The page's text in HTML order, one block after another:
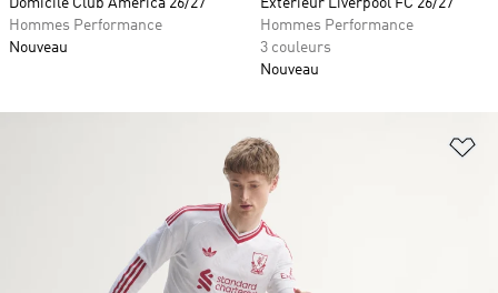
Domicile Club América 26/27
Hommes Performance
Nouveau
Extérieur Liverpool FC 26/27
Hommes Performance
3 couleurs
Nouveau